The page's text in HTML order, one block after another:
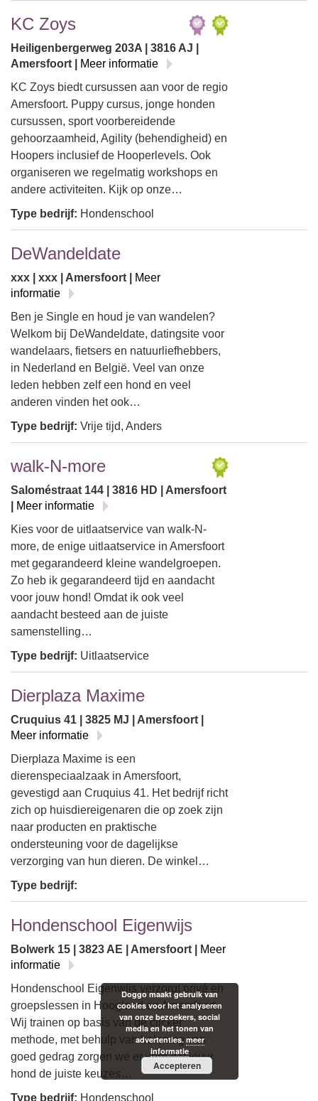
KC Zoys
Heiligenbergerweg 203A | 3816 AJ |
Amersfoort |
Meer informatie
KC Zoys biedt cursussen aan voor de regio
Amersfoort. Puppy cursus, jonge honden
cursussen, sport voorbereidende
gehoorzaamheid, Agility (behendigheid) en
Hoopers inclusief de Hooperlevels. Ook
organiseren we regelmatig workshops en
andere activiteiten. Kijk op onze…
Type bedrijf: Hondenschool
DeWandeldate
xxx | xxx | Amersfoort |
Meer
informatie
Ben je Single en houd je van wandelen?
Welkom bij DeWandeldate, datingsite voor
wandelaars, fietsers en natuurliefhebbers,
in Nederland en België. Veel van onze
leden hebben zelf een hond en veel
anderen vinden het ook…
Type bedrijf: Vrije tijd, Anders
walk-N-more
Saloméstraat 144 | 3816 HD | Amersfoort
Meer informatie
Kies voor de uitlaatservice van walk-N-
more, de enige uitlaatservice in Amersfoort
met gegarandeerd kleine wandelgroepen.
Zo heb ik gegarandeerd tijd en aandacht
voor jouw hond! Omdat ik ook veel
aandacht besteed aan de juiste
samenstelling…
Type bedrijf: Uitlaatservice
Dierplaza Maxime
Cruquius 41 | 3825 MJ | Amersfoort |
Meer informatie
Dierplaza Maxime is een
dierenspeciaalzaak in Amersfoort,
gevestigd aan Cruquius 41. Het bedrijf richt
zich op huisdiereigenaren die op zoek zijn
naar producten en praktische
ondersteuning voor de dagelijkse
verzorging van hun dieren. De winkel…
Type bedrijf:
Hondenschool Eigenwijs
Bolwerk 15 | 3823 AE | Amersfoort |
Meer
informatie
Hondenschool Eigenwijs verzorgt privé en
groepslessen in Hoogland en Amersfoort.
Wij trainen op basis van de clicker
methode, met behulp van beloning van
goed gedrag zorgen we er voor dat jouw
hond de juiste keuzes…
Type bedrijf: Hondenschool
Doggo maakt gebruik van
cookies voor het analyseren
van onze bezoekers, social
media en het tonen van
advertenties. meer
informatie
Accepteren